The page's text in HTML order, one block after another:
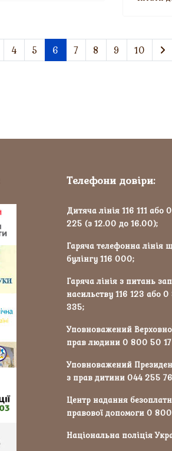
4 5 6 7 8 9 10
Телефони довіри:
Дитяча лінія 116 111
225 (з 12.00 до 16.00);
Гаряча телефонна лінія
булінгу 116 000;
Гаряча лінія з питань
насильству 116 123 або
335;
Уповноважений
прав людини 0 800 50
Уповноважений
з прав дитини 044 255
Центр надання
правової допомоги 0
Національна поліція